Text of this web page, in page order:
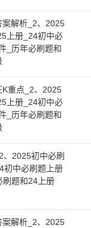
案解析_2、2025
上册_24初中必
_历年必刷题和
重点_2、2025
上册_24初中必
_历年必刷题和
2025初中必刷
初中必刷题上册
刷题和24上册
案解析_2、2025